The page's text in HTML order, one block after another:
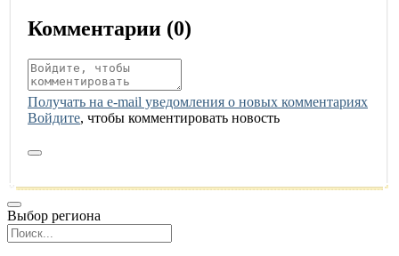
Комментарии (0)
Получать на e‑mail уведомления о новых комментариях
Войдите, чтобы комментировать новость
Выбор региона